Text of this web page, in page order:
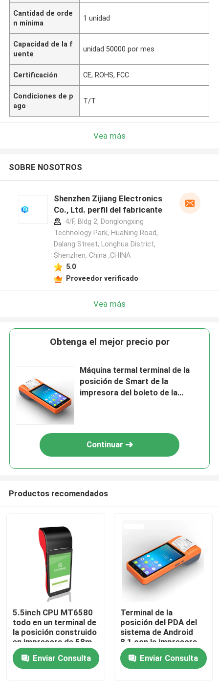
Inicio
Productos
Cantidad de orde
n mínima
1 unidad
Capacidad de la f
uente
unidad 50000 por mes
Certificación CE, ROHS, FCC
Condiciones de p
ago
T/T
Vea más
SOBRE NOSOTROS
Shenzhen Zijiang Electronics
Co., Ltd. perfil del fabricante
4/F, Bldg 2, Donglongxing
Technology Park, HuaNing Road,
Dalang Street, Longhua District,
Shenzhen, China ,CHINA
5.0
Proveedor verificado
Vea más
Obtenga el mejor precio por
Máquina termal terminal de la
posición de Smart de la
impresora del boleto de la
Continuar
Productos recomendados
5.5inch CPU MT6580
todo en un terminal de
la posición construido
en impresora de 58m
m
Enviar Consulta
Terminal de la
posición del PDA del
sistema de Android
8,1 con la impresora
térmica de 58m m
Enviar Consulta